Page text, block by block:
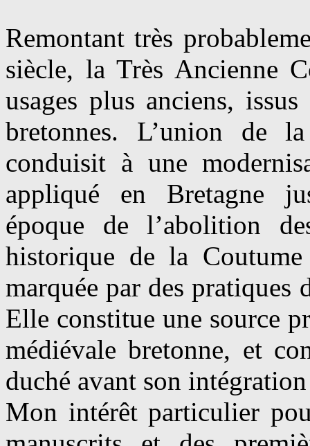
Remontant très
siècle, la Très Ancienne
usages plus anciens,
bretonnes. L’union de
conduisit à une
appliqué en Bretagne
époque de l’abolition
historique de la
marquée par des
Elle constitue une source
médiévale bretonne, et
duché avant son
Mon intérêt particulier